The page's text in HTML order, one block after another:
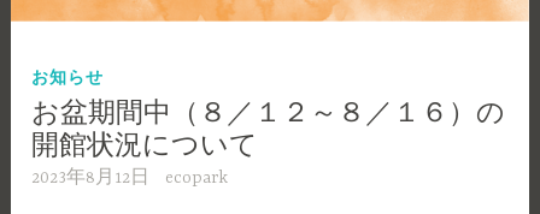
お知らせ
お盆期間中（８／１２～８／１６）の
開館状況について
2023年8月12日 ecopark